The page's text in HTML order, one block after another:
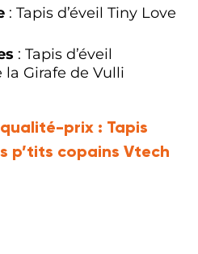
: Tapis d’éveil Tiny Love
: Tapis d’éveil
la Girafe de Vulli
prix : Tapis
p’tits copains Vtech